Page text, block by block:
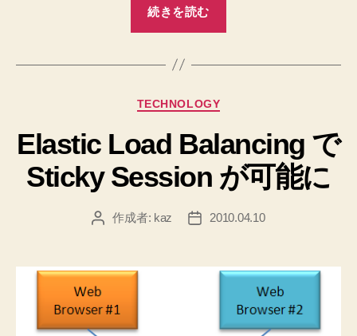
続きを読む
シ
ー
ル
の
デ
セ
ン
タ
カ
ゴ
リ
ー
TECHNOLOGY
Elastic Load Balancing で
Sticky Session が可能に
投
作成者: kaz
投
2010.04.10